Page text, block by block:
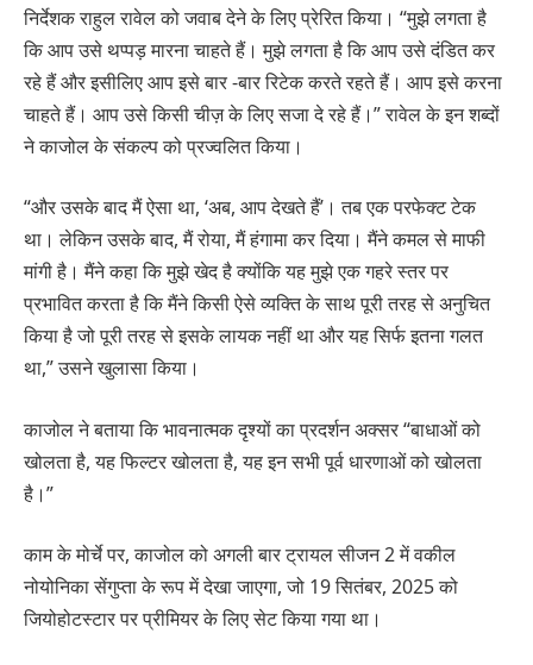
निर्देशक राहुल रावेल को जवाब देने के लिए प्रेरित किया। “मुझे लगता है
कि आप उसे थप्पड़ मारना चाहते हैं। मुझे लगता है कि आप उसे दंडित कर
रहे हैं और इसीलिए आप इसे बार -बार रिटेक करते रहते हैं। आप इसे करना
चाहते हैं। आप उसे किसी चीज़ के लिए सजा दे रहे हैं।” रावेल के इन शब्दों
ने काजोल के संकल्प को प्रज्वलित किया।
“और उसके बाद मैं ऐसा था, ‘अब, आप देखते हैं’। तब एक परफेक्ट टेक
था। लेकिन उसके बाद, मैं रोया, मैं हंगामा कर दिया। मैंने कमल से माफी
मांगी है। मैंने कहा कि मुझे खेद है क्योंकि यह मुझे एक गहरे स्तर पर
प्रभावित करता है कि मैंने किसी ऐसे व्यक्ति के साथ पूरी तरह से अनुचित
किया है जो पूरी तरह से इसके लायक नहीं था और यह सिर्फ इतना गलत
था,” उसने खुलासा किया।
काजोल ने बताया कि भावनात्मक दृश्यों का प्रदर्शन अक्सर “बाधाओं को
खोलता है, यह फिल्टर खोलता है, यह इन सभी पूर्व धारणाओं को खोलता
है।”
काम के मोर्चे पर, काजोल को अगली बार ट्रायल सीजन 2 में वकील
नोयोनिका सेंगुप्ता के रूप में देखा जाएगा, जो 19 सितंबर, 2025 को
जियोहोटस्टार पर प्रीमियर के लिए सेट किया गया था।